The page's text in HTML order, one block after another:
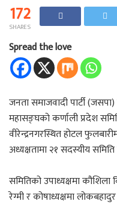
172
SHARES
Spread the love
जनता समाजवादी पार्टी
महासङ्घको कर्णाली प्रदेश
वीरेन्द्रनगरस्थित होटल
अध्यक्षतामा २१ सदस्यीय
समितिको उपाध्यक्षमा कौशिला
रेग्मी र कोषाध्यक्षमा